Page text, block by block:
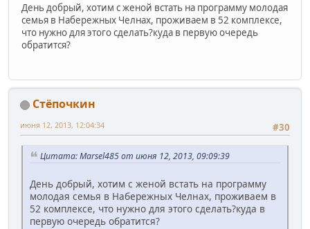
День добрый, хотим с женой встать на программу молодая
семья в Набережных Челнах, проживаем в 52 комплексе,
что нужно для этого сделать?куда в первую очередь
обратится?
Стёпочкин
#30
июня 12, 2013, 12:04:34
Цитата: Marsel485 от июня 12, 2013, 09:09:39
День добрый, хотим с женой встать на программу
молодая семья в Набережных Челнах, проживаем в
52 комплексе, что нужно для этого сделать?куда в
первую очередь обратится?